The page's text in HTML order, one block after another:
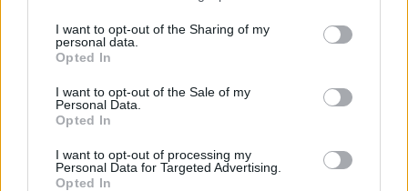
I want to opt-out of the Sharing of my
personal data.
Opted In
I want to opt-out of the Sale of my
Personal Data.
Opted In
I want to opt-out of processing my
Personal Data for Targeted Advertising.
Opted In
ΠΟΤΕ ΕΙΝΑΙ ΑΠΑΡΑΙΤΗΤΟ